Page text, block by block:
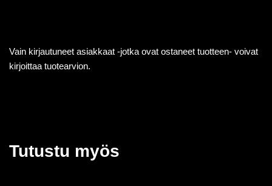
Vain kirjautuneet asiakkaat -jotka ovat ostaneet tuotteen- voivat
kirjoittaa tuotearvion.
Tutustu myös